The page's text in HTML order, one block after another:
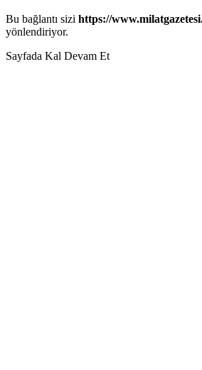
Bu bağlantı sizi https://
yönlendiriyor.
Sayfada Kal Devam Et